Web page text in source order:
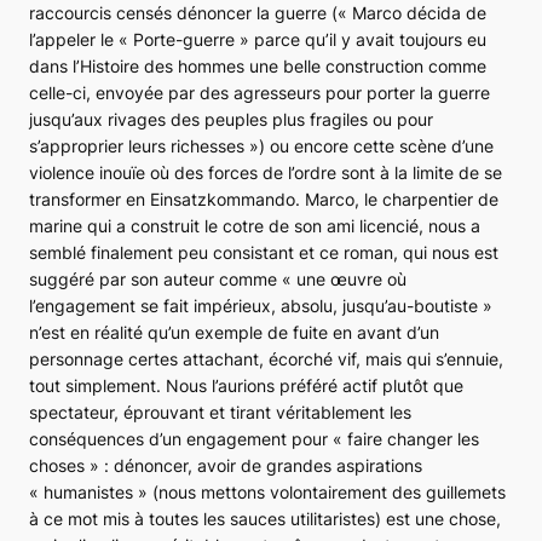
raccourcis censés dénoncer la guerre (« Marco décida de
l’appeler le « Porte-guerre » parce qu’il y avait toujours eu
dans l’Histoire des hommes une belle construction comme
celle-ci, envoyée par des agresseurs pour porter la guerre
jusqu’aux rivages des peuples plus fragiles ou pour
s’approprier leurs richesses ») ou encore cette scène d’une
violence inouïe où des forces de l’ordre sont à la limite de se
transformer en Einsatzkommando. Marco, le charpentier de
marine qui a construit le cotre de son ami licencié, nous a
semblé finalement peu consistant et ce roman, qui nous est
suggéré par son auteur comme « une œuvre où
l’engagement se fait impérieux, absolu, jusqu’au-boutiste »
n’est en réalité qu’un exemple de fuite en avant d’un
personnage certes attachant, écorché vif, mais qui s’ennuie,
tout simplement. Nous l’aurions préféré actif plutôt que
spectateur, éprouvant et tirant véritablement les
conséquences d’un engagement pour « faire changer les
choses » : dénoncer, avoir de grandes aspirations
« humanistes » (nous mettons volontairement des guillemets
à ce mot mis à toutes les sauces utilitaristes) est une chose,